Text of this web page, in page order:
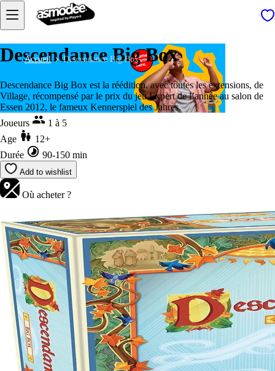
Accueil Descendance Big Box
Descendance Big Box
Descendance Big Box est la réédition, avec toutes les extensions, de
Village, récompensé par le prix du jeu Expert de l’année au salon de
Essen 2012, le fameux Kennerspiel des Jahres.
Joueurs
1 à 5
Age
12+
Durée
90-150 min
Add to wishlist
Où acheter ?